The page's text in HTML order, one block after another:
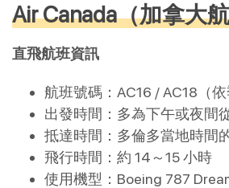
Air Canada（加拿大
直飛航班資訊
航班號碼：AC16 / AC18（依
出發時間：多為下午或夜間
抵達時間：多倫多當地時間
飛行時間：約 14～15 小時
使用機型：Boeing 787